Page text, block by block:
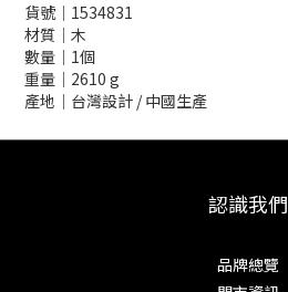
貨號│1534831
材質│木
數量│1個
重量│2610 g
產地│台灣設計 / 中國生產
認識我們
品牌總覽